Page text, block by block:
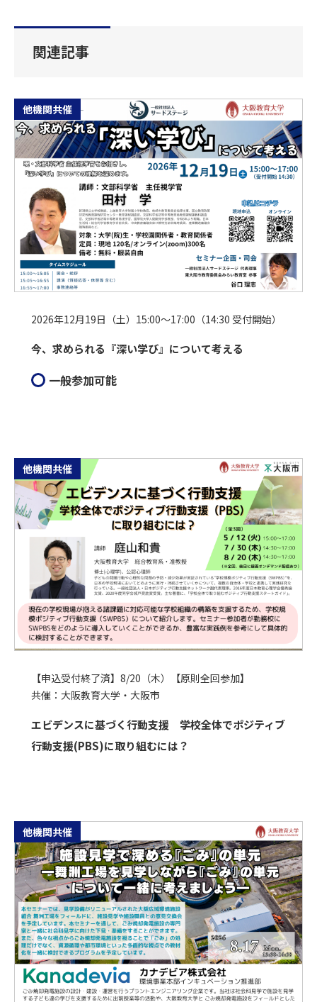
関連記事
他機関共催
2026年12月19日（土）15:00～17:00（14:30 受付開始）
今、求められる『深い学び』について考える
一般参加可能
他機関共催
【申込受付終了済】8/20（木）【原則全回参加】
共催：大阪教育大学・大阪市
エビデンスに基づく行動支援 学校全体でポジティブ
行動支援(PBS)に取り組むには？
他機関共催